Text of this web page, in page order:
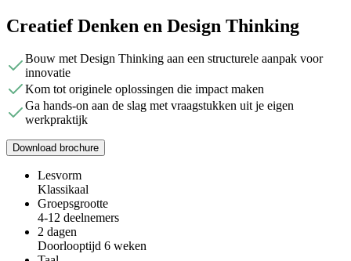
Creatief Denken en Design Thinking
Bouw met Design Thinking aan een structurele aanpak voor
innovatie
Kom tot originele oplossingen die impact maken
Ga hands-on aan de slag met vraagstukken uit je eigen
werkpraktijk
Download brochure
Lesvorm
Klassikaal
Groepsgrootte
4-12 deelnemers
2 dagen
Doorlooptijd 6 weken